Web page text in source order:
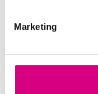
Marketingen
Kortom,
zichtbaarheid,